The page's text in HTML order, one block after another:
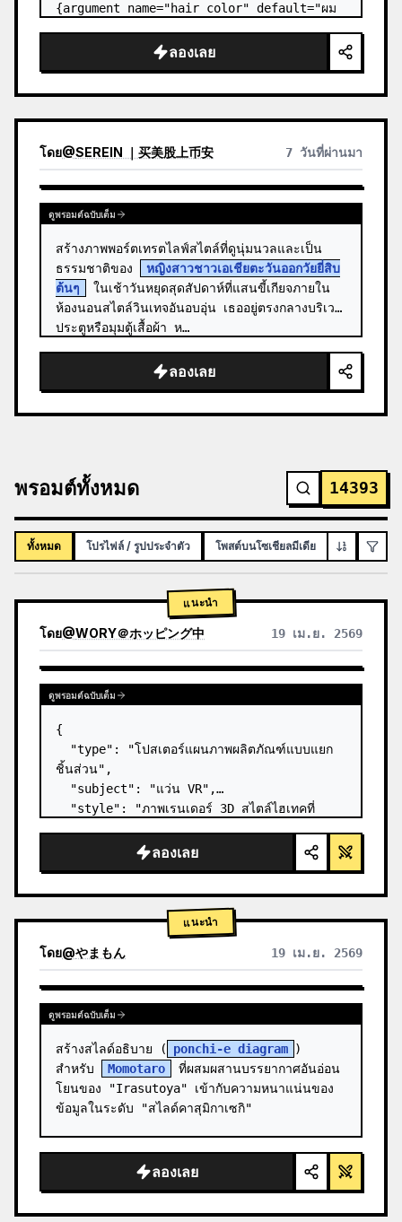
{argument name="hair color" default="ผม
ลองเลย
โดย@SEREIN ｜买美股上币安 7 วันที่ผ่านมา
ดูพรอมต์ฉบับเต็ม
สร้างภาพพอร์ตเทรตไลฟ์สไตล์ที่ดูนุ่มนวลและเป็น
ธรรมชาติของ
หญิงสาวชาวเอเชียตะวันออกวัยยี่สิบ
ต้นๆ
ในเช้าวันหยุดสุดสัปดาห์ที่แสนขี้เกียจภายใน
ห้องนอนสไตล์วินเทจอันอบอุ่น เธออยู่ตรงกลางบริเวณ
ประตูหรือมุมตู้เสื้อผ้า ห…
ลองเลย
พรอมต์ทั้งหมด 14393
ทั้งหมด โปรไฟล์ / รูปประจำตัว โพสต์บนโซเชียลมีเดีย อินโฟกราฟิก
แนะนำ
โดย@WORY＠ホッピング中 19 เม.ย. 2569
ดูพรอมต์ฉบับเต็ม
{
  "type": "โปสเตอร์แผนภาพผลิตภัณฑ์แบบแยก
ชิ้นส่วน",
  "subject": "แว่น VR",
  "style": "ภาพเรนเดอร์ 3D สไตล์ไฮเทคที่
  "background": "
ไล่เฉดสีม่วงและน้ำเงิน
อ่อน ",
ลองเลย
แนะนำ
โดย@やまもん 19 เม.ย. 2569
ดูผลลัพธ์จากโมเดลอื่น
ดูพรอมต์ฉบับเต็ม
สร้างสไลด์อธิบาย ( ponchi-e diagram )
สำหรับ
Momotaro
ที่ผสมผสานบรรยากาศอันอ่อน
โยนของ "Irasutoya" เข้ากับความหนาแน่นของ
ข้อมูลในระดับ "สไลด์คาสุมิกาเซกิ"
ลองเลย